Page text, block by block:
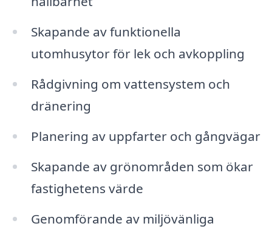
Skapande av funktionella
utomhusytor för lek och avkoppling
Rådgivning om vattensystem och
dränering
Planering av uppfarter och gångvägar
Skapande av grönområden som ökar
fastighetens värde
Genomförande av miljövänliga